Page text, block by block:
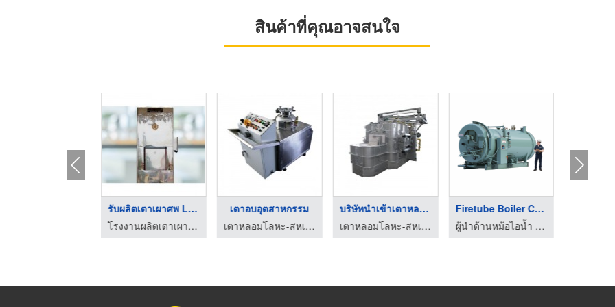
สินค้าที่คุณอาจสนใจ
รับผลิตเตาเผาศพ LPG
โรงงานผลิตเตาเผาศพ และ เตาเผาขยะติดเชื้อไร้มลพิษ ฐาติชน
เตาอบอุตสาหกรรม
เตาหลอมโลหะ-สหเศรษฐภัณฑ์ (1978)
บริษัทนำเข้าเตาหลอมโ ...
เตาหลอมโลหะ-สหเศรษฐภัณฑ์ (1978)
Firetube Boiler CBLE
ผู้นำด้านหม้อไอน้ำ และเครื่องกำเนิดไอน้ำอุตสาหกรรม